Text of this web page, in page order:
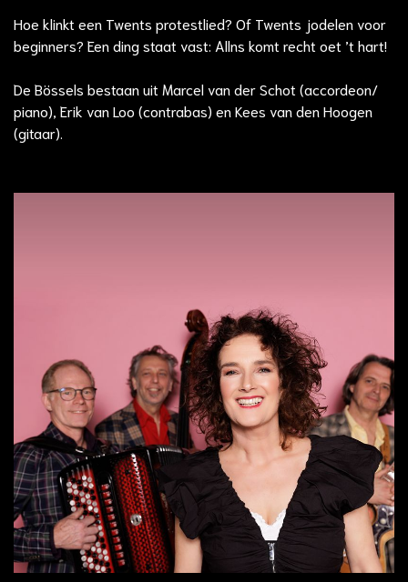
Hoe klinkt een Twents protestlied? Of Twents jodelen voor
beginners? Een ding staat vast: Allns komt recht oet ’t hart!
De Bössels bestaan uit Marcel van der Schot (accordeon/
piano), Erik van Loo (contrabas) en Kees van den Hoogen
(gitaar).